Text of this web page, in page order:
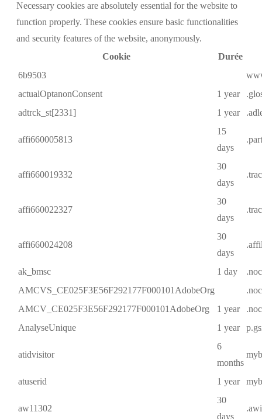
Necessary cookies are absolutely essential for the website to
function properly. These cookies ensure basic functionalities
and security features of the website, anonymously.
Cookie
Durée
6b9503
actualOptanonConsent
1 year
adtrck_st[2331]
1 year
affi660005813
15
days
affi660019332
30
days
affi660022327
30
days
affi660024208
30
days
ak_bmsc 1 day
AMCVS_CE025F3E56F292177F000101AdobeOrg
AMCV_CE025F3E56F292177F000101AdobeOrg
1 year
AnalyseUnique
1 year
atidvisitor
6
months
atuserid 1 year
aw11302
30
days